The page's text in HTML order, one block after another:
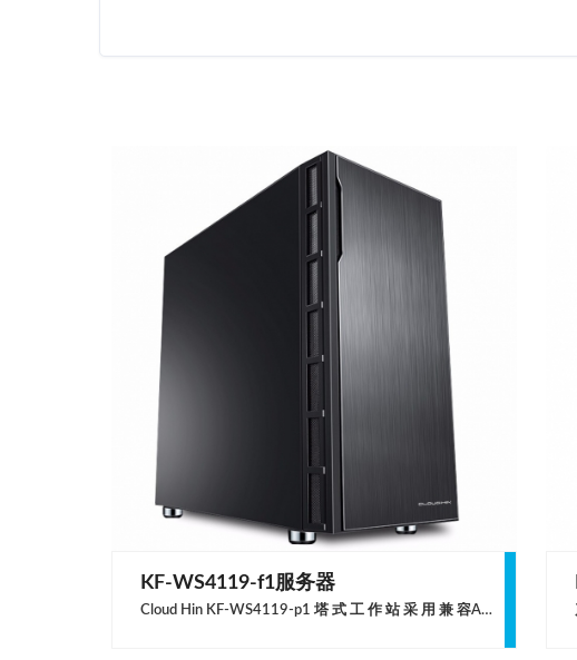
KF-WS4119-f1服务器
Cloud Hin KF-WS4119-p1 塔 式 工 作 站 采 用 兼 容ARMv8 指令集的处理器，可以在 35℃的环境温度下稳定运行，且最大支持 1TB 的 REG-ECC 服务器内存；提供多条 PCIe 接口，支持标准全高的 PCIe 扩展设备。